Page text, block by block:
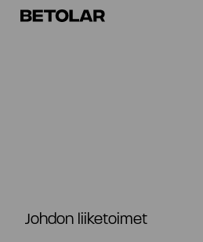
Siirry sisältöön
Betolar
Johdon liiketoimet